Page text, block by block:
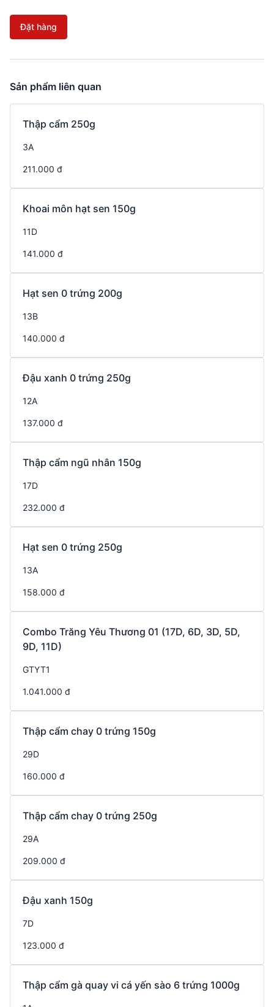
Đặt hàng
Sản phẩm liên quan
Thập cẩm 250g
3A
211.000 đ
Khoai môn hạt sen 150g
11D
141.000 đ
Hạt sen 0 trứng 200g
13B
140.000 đ
Đậu xanh 0 trứng 250g
12A
137.000 đ
Thập cẩm ngũ nhân 150g
17D
232.000 đ
Hạt sen 0 trứng 250g
13A
158.000 đ
Combo Trăng Yêu Thương 01 (17D, 6D, 3D, 5D,
9D, 11D)
GTYT1
1.041.000 đ
Thập cẩm chay 0 trứng 150g
29D
160.000 đ
Thập cẩm chay 0 trứng 250g
29A
209.000 đ
Đậu xanh 150g
7D
123.000 đ
Thập cẩm gà quay vi cá yến sào 6 trứng 1000g